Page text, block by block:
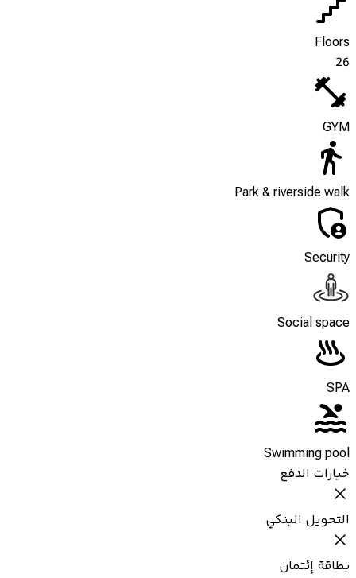
Floors
26
GYM
Park & riverside walk
Security
Social space
SPA
Swimming pool
خيارات الدفع
التحويل البنكي
بطاقة إئتمان